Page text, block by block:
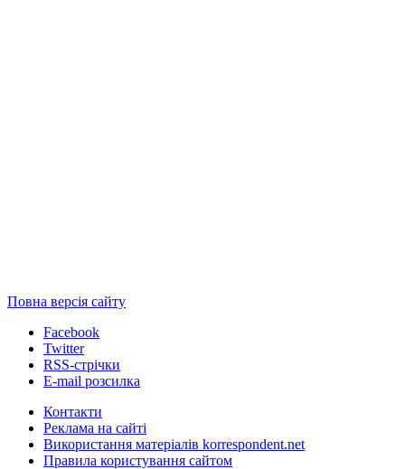
Повна версія сайту
Facebook
Twitter
RSS-стрічки
E-mail розсилка
Контакти
Реклама на сайті
Використання матеріалів korrespondent.net
Правила користування сайтом